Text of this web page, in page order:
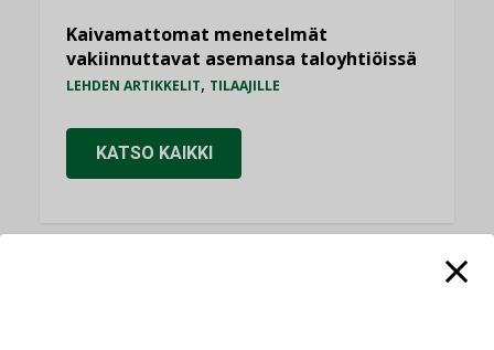
Kaivamattomat menetelmät
vakiinnuttavat asemansa taloyhtiöissä
LEHDEN ARTIKKELIT, TILAAJILLE
KATSO KAIKKI